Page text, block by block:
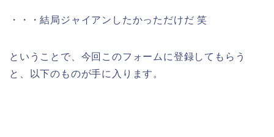
・・・結局ジャイアンしたかっただけだ 笑
ということで、今回このフォームに登録してもらう
と、以下のものが手に入ります。